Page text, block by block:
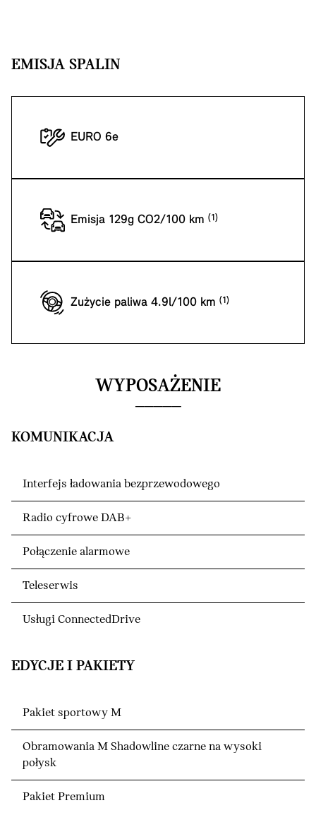
EMISJA SPALIN
EURO 6e
Emisja 129g CO2/100 km
Zużycie paliwa 4.9l/100 km
WYPOSAŻENIE
KOMUNIKACJA
Interfejs ładowania bezprzewodowego
Radio cyfrowe DAB+
Połączenie alarmowe
Teleserwis
Usługi ConnectedDrive
EDYCJE I PAKIETY
Pakiet sportowy M
Obramowania M Shadowline czarne na wysoki
połysk
Pakiet Premium